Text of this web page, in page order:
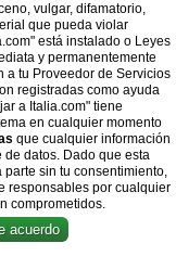
vulgar, difamatorio,
que pueda violar
está instalado o Leyes
y permanentemente
a tu Proveedor de Servicios
registradas como ayuda
a Italia.com" tiene
en cualquier momento
que cualquier información
datos. Dado que esta
sin tu consentimiento,
responsables por cualquier
comprometidos.